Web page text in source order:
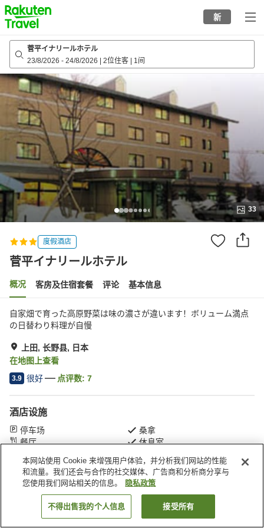
to
top
page
新
菅平イナリールホテル
23/8/2026 - 24/8/2026 2位住客 1间
33
度假酒店
菅平イナリールホテル
概况 客房及住宿套餐 评论 基本信息
自家畑で育った高原野菜は味の濃さが違います！ボリューム満点
の日替わり料理が自慢
上田, 长野县, 日本
在地图上查看
3.9 很好 点评数: 7
酒店设施
停车场
桑拿
餐厅
休息室
首页 日本 长野县 上田 菅平イナリールホテル
搜索客房
本网站使用 Cookie 来增强用户体验，并分析我们网站的性能
和流量。我们还会与合作的社交媒体、广告商和分析商分享与
您使用我们网站相关的信息。
隐私政策
不得出售我的个人信息 接受所有